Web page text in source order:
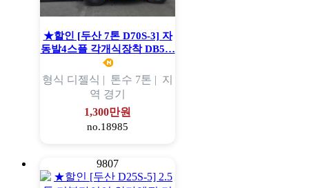
★할인 [두산 7톤 D70S-3] 자
동발4스플 각개식장착 DB5…
형식 디젤식 | 톤수 7톤 | 지
역 경기
1,300만원
no.18985
9807